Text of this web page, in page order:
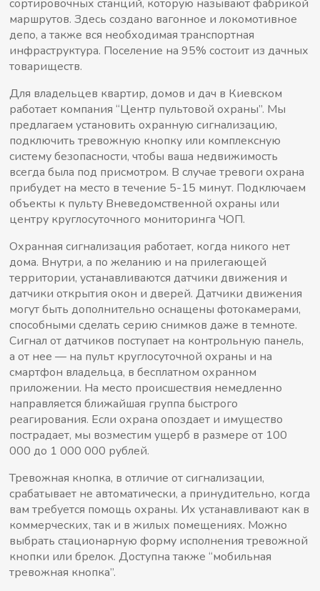
сортировочных станций, которую называют фабрикой
маршрутов. Здесь создано вагонное и локомотивное
депо, а также вся необходимая транспортная
инфраструктура. Поселение на 95% состоит из дачных
товариществ.
Для владельцев квартир, домов и дач в Киевском
работает компания “Центр пультовой охраны”. Мы
предлагаем установить охранную сигнализацию,
подключить тревожную кнопку или комплексную
систему безопасности, чтобы ваша недвижимость
всегда была под присмотром. В случае тревоги охрана
прибудет на место в течение 5-15 минут. Подключаем
объекты к пульту Вневедомственной охраны или
центру круглосуточного мониторинга ЧОП.
Охранная сигнализация работает, когда никого нет
дома. Внутри, а по желанию и на прилегающей
территории, устанавливаются датчики движения и
датчики открытия окон и дверей. Датчики движения
могут быть дополнительно оснащены фотокамерами,
способными сделать серию снимков даже в темноте.
Сигнал от датчиков поступает на контрольную панель,
а от нее — на пульт круглосуточной охраны и на
смартфон владельца, в бесплатном охранном
приложении. На место происшествия немедленно
направляется ближайшая группа быстрого
реагирования. Если охрана опоздает и имущество
пострадает, мы возместим ущерб в размере от 100
000 до 1 000 000 рублей.
Тревожная кнопка, в отличие от сигнализации,
срабатывает не автоматически, а принудительно, когда
вам требуется помощь охраны. Их устанавливают как в
коммерческих, так и в жилых помещениях. Можно
выбрать стационарную форму исполнения тревожной
кнопки или брелок. Доступна также “мобильная
тревожная кнопка”.